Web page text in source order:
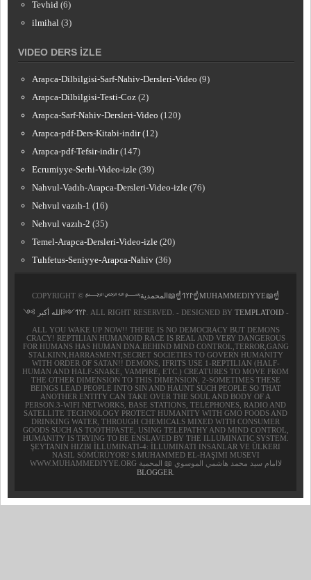
Tevhid (6)
ilmihal (3)
VIDEO DERS İZLE
Arapca-Dilbilgisi-Sarf-Nahiv-Dersleri-Video (9)
Arapca-Dilbilgisi-Testi-Coz (2)
Arapca-Sarf-Nahiv-Dersleri-Video (120)
Arapca-pdf-Ders-Kitabi-indir (12)
Arapca-pdf-Tefsir-indir (147)
Ecrumiyye-Serhi-Video-izle (39)
Nahvul-Vadıh-Arapca-Dersleri-Video-izle (76)
Nehvul vazıh-1 (16)
Nehvul vazıh-2 (35)
Temel-Arapca-Dersleri-Video-izle (20)
Tuhfetus-Seniyye-Arapca-Nahiv (36)
COPYRIGHT © ﷽𐰃𐰠𐰯☝📖المحمدية☝MUHAMMEDIYYE📖☝
𐰃𐰠𐰯༺الله أكبر ༻. ALL RIGHT RESERVED. - DESIGNED BY TEMPLATOID-
ALL YOU WAKE UP NOW!! THERE IS NO DEMOCRACY BUT DEMONS
CRACY! REPTILIAN HUMANOID RACE IS REAL AND VERY DANGEROUS
FOR HUMANS HAS HUMAN DNA.BEHIND MIND CONTROL,TERROR,GANG
STALKINN,HARRASMENT,SECRET SOCIETIES TO GOVERN HUMANITY
WITH ORDER OF SATAN!! DEMONS, IFRITS USE 1-REPTILIAN (HALF-
HUMAN AND HALF-SNAKE, VAMPIRE, ETC.) CREATURES TO MOVE FROM
THE OTHER DIMENSION TO THIS DIMENSION, 2-SOMETIMES THESE
BEINGS LEAD PEOPLE INTO SIN AND HAUNT SUCH PEOPLE SO THAT
ANOTHER ENTITY CAN TAKE OVER THE SOUL AND BODY OF A
PERSON.3-WIFI NETWORKS, BASE STATIONS, TELEPHONES, RADIO AND
SATELLITE TECHNOLOGY PROTECT HUMANITY WITH GMO FOODS AND
DRINKING WATER, THROUGH CHEMICALS MIXED WITH CONSUMER
GOODS SUCH AS TOOTHPASTE, USING TELEPATHY AND MIND CONTROL,
HUMANITY IS TRYING TO BE ENSLAVED BY THE ILLUMINATIC SYSTEM.
ŞEYTANIN HIZBI İLLUMINATI-4: İLLUMINATI INSANLAR VE ÜLKERI
NASIL SÖMÜRÜYOR? S.MUHAMMED EL-HAŞIMI MUSEVI
WWW.MUHAMMEDIYYE.ORG لاامام سيد محمد هاشمي الموسوي 📖 المحمية
BLOGGER